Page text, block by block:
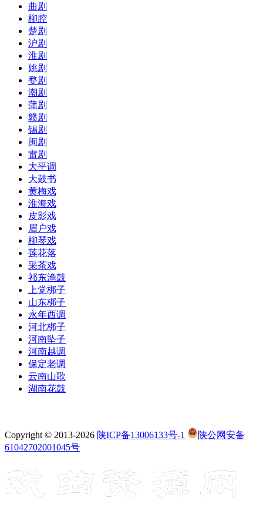
曲剧
柳腔
楚剧
沪剧
淮剧
姚剧
婺剧
潮剧
蒲剧
赣剧
锡剧
闽剧
雷剧
大平调
大鼓书
黄梅戏
淮海戏
皮影戏
眉户戏
柳琴戏
莲花落
采茶戏
祁东渔鼓
上党梆子
山东梆子
永年西调
河北梆子
河南坠子
河南越调
保定老调
云南山歌
湖南花鼓
Copyright © 2013-2026 陕ICP备13006133号-1
陕公网安备
61042702001045号